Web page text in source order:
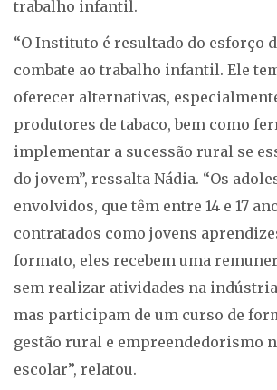
trabalho infantil.
“O Instituto é resultado do esforço
combate ao trabalho infantil. Ele
oferecer alternativas,
produtores de tabaco, bem como
implementar a sucessão rural se
do jovem”, ressalta Nádia. “Os
envolvidos, que têm entre 14 e 17
contratados como jovens
formato, eles recebem uma
sem realizar atividades na
mas participam de um curso de
gestão rural e empreendedorismo
escolar”, relatou.